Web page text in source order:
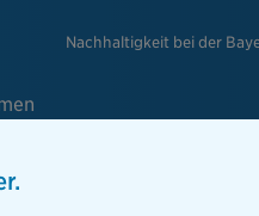
Nachhaltigkeit bei der